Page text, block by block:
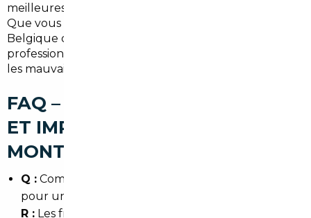
meilleures offres, sécurité juridique et gain de temps.
Que vous visiez un import depuis l'Allemagne, la
Belgique ou un autre pays européen, un
professionnel local facilite le processus et vous évite
les mauvaises surprises.
FAQ – COURTIER AUTOMOBILE
ET IMPORT DE VOITURE À
MONTROUGE
Q : Combien coûte l'intervention d'un courtier
pour un import ?
R : Les frais varient selon le service (recherche